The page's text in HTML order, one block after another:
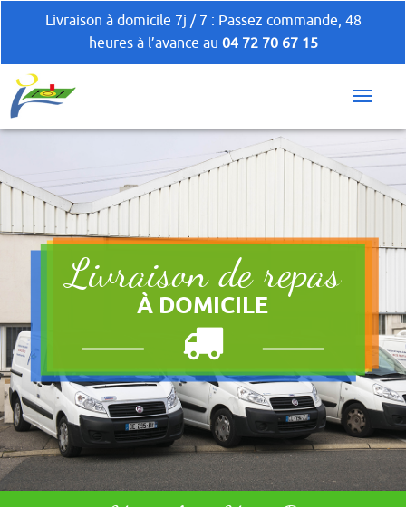
Livraison à domicile 7j / 7 : Passez commande, 48
heures à l’avance au 04 72 70 67 15
Livraison de repas
À DOMICILE